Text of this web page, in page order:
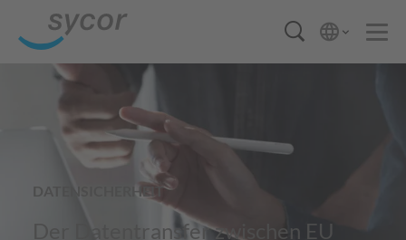
DATENSICHERHEIT
Der Datentransfer zwischen EU